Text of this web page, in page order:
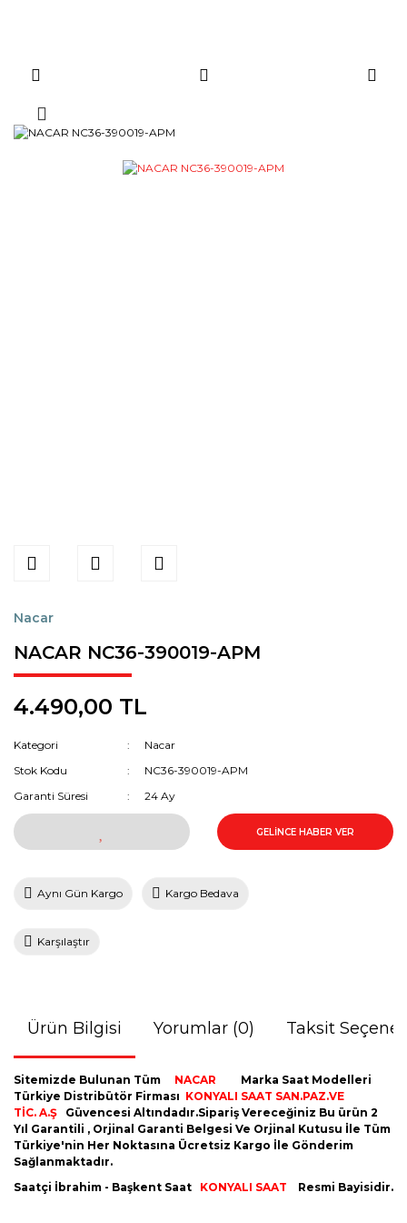
Nacar
NACAR NC36-390019-APM
4.490,00 TL
Kategori
Nacar
Stok Kodu
NC36-390019-APM
Garanti Süresi
24 Ay
GELİNCE HABER VER
Aynı Gün Kargo Kargo Bedava
Karşılaştır
Ürün Bilgisi Yorumlar (0) Taksit
Sitemizde Bulunan Tüm NACAR
Marka Saat Modelleri
Türkiye Distribütör Firması KONYALI SAAT SAN.PAZ.VE
TİC. A.Ş
Güvencesi Altındadır.Sipariş Vereceğiniz Bu ürün 2
Yıl Garantili , Orjinal Garanti Belgesi Ve Orjinal Kutusu İle Tüm
Türkiye'nin Her Noktasına Ücretsiz Kargo İle Gönderim
Sağlanmaktadır.
Saatçi İbrahim - Başkent Saat KONYALI SAAT Resmi Bayisidir.